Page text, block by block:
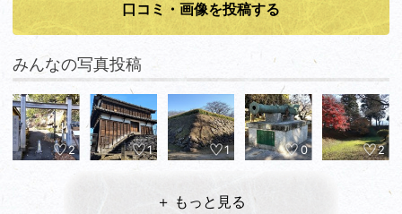
口コミ・画像を投稿する
みんなの写真投稿
2 1 1 0 2
＋ もっと見る